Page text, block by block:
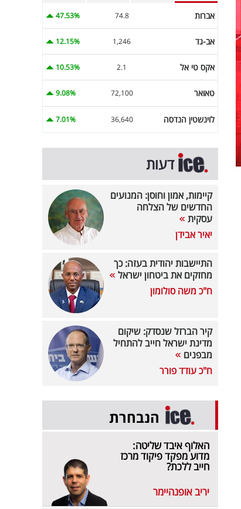
אברות 74.8
47.53%
אב-גד 1,246
12.15%
אקס טי אל 2.1
10.53%
טאואר 72,100
9.08%
לוינשטין הנדסה 36,640
7.01%
דעות
קיימות, אמון וחוסן: המנועים
החדשים של הצלחה
עסקית
יאיר אבידן
התיישבות יהודית בעזה: כך
מחזקים את ביטחון ישראל
ח"כ משה סולומון
קיר הברזל שנסדק: שיקום
מדינת ישראל חייב להתחיל
מבפנים
ח"כ עודד פורר
הנבחרת
האלוף איבד שליטה:
מדוע מפקד פיקוד מרכז
חייב ללכת?
יריב אופנהיימר